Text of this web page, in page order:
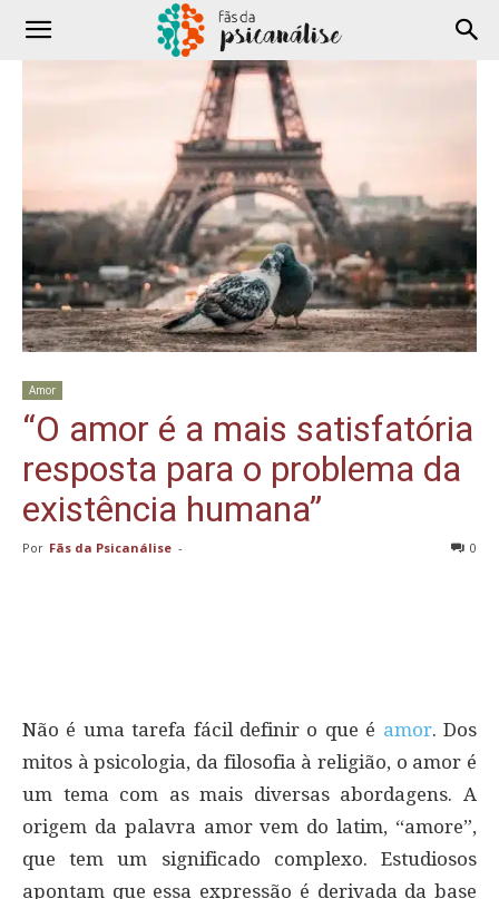
Amor
“O amor é a mais satisfatória
resposta para o problema da
existência humana”
Por Fãs da Psicanálise - 0
Não é uma tarefa fácil definir o que é amor. Dos
mitos à psicologia, da filosofia à religião, o amor é
um tema com as mais diversas abordagens. A
origem da palavra amor vem do latim, “amore”,
que tem um significado complexo. Estudiosos
apontam que essa expressão é derivada da base